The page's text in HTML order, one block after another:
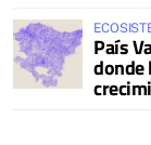
País
donde